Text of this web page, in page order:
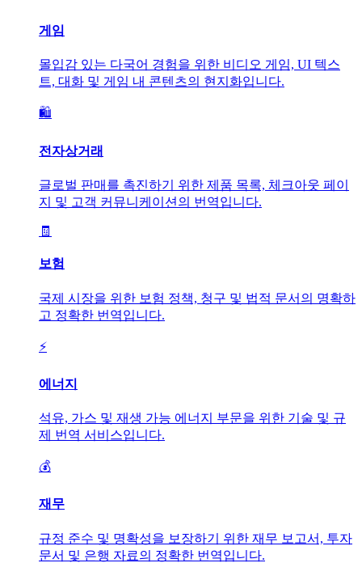
게임
몰입감 있는 다국어 경험을 위한 비디오 게임, UI 텍스
트, 대화 및 게임 내 콘텐츠의 현지화입니다.
🛍️
전자상거래
글로벌 판매를 촉진하기 위한 제품 목록, 체크아웃 페이
지 및 고객 커뮤니케이션의 번역입니다.
🧾
보험
국제 시장을 위한 보험 정책, 청구 및 법적 문서의 명확하
고 정확한 번역입니다.
⚡
에너지
석유, 가스 및 재생 가능 에너지 부문을 위한 기술 및 규
제 번역 서비스입니다.
💰
재무
규정 준수 및 명확성을 보장하기 위한 재무 보고서, 투자
문서 및 은행 자료의 정확한 번역입니다.